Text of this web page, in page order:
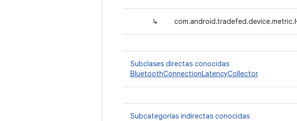
↳
Subclases directas conocidas
BluetoothConnectionLatencyCollector
Subcategorías indirectas conocidas